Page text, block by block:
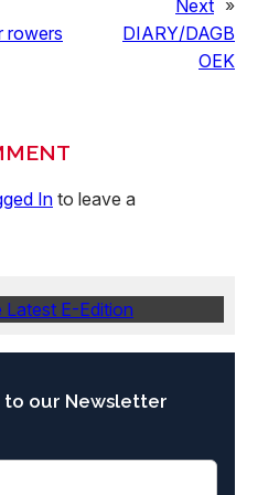
rowers
Next »
DIARY/DAGB
OEK
In to leave a
Latest E-Edition
to our Newsletter